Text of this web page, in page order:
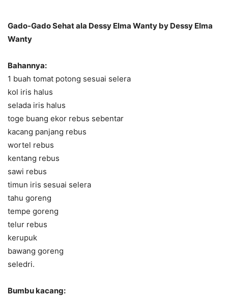
Gado-Gado Sehat ala Dessy Elma Wanty by Dessy Elma
Wanty
Bahannya:
1 buah tomat potong sesuai selera
kol iris halus
selada iris halus
toge buang ekor rebus sebentar
kacang panjang rebus
wortel rebus
kentang rebus
sawi rebus
timun iris sesuai selera
tahu goreng
tempe goreng
telur rebus
kerupuk
bawang goreng
seledri.
Bumbu kacang: